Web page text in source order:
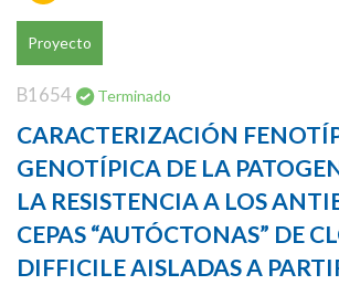
Proyecto
B1654 Terminado
CARACTERIZACIÓN
GENOTÍPICA DE LA
LA RESISTENCIA A LOS
CEPAS “AUTÓCTONAS” DE
DIFFICILE AISLADAS A